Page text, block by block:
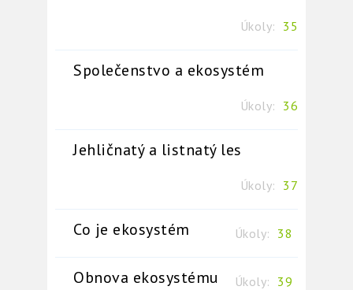
Úkoly: 35
Společenstvo a ekosystém
Úkoly: 36
Jehličnatý a listnatý les
Úkoly: 37
Co je ekosystém Úkoly: 38
Obnova ekosystému Úkoly: 39